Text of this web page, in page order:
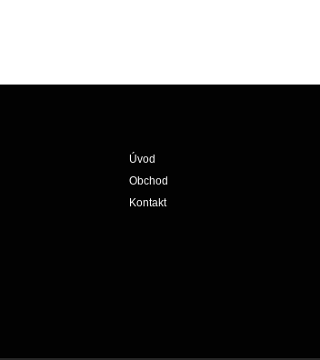
Úvod
Obchod
Kontakt